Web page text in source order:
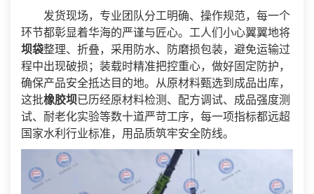
发货现场，专业团队分工明确、操作规范，每一个
环节都彰显着华海的严谨与匠心。工人们小心翼翼地将
坝袋整理、折叠，采用防水、防磨损包装，避免运输过
程中出现破损；装载时精准把控重心，做好固定防护，
确保产品安全抵达目的地。从原材料甄选到成品出库，
这批橡胶坝已历经原材料检测、配方调试、成品强度测
试、耐老化实验等数十道严苛工序，每一项指标都远超
国家水利行业标准，用品质筑牢安全防线。